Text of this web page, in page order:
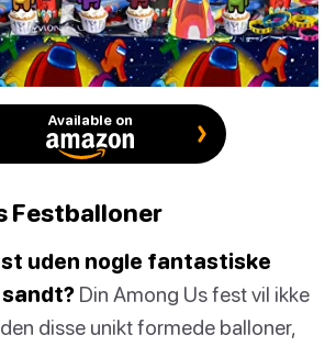
Available on
Festballoner
uden nogle fantastiske
Din Among Us fest vil ikke
disse unikt formede balloner,